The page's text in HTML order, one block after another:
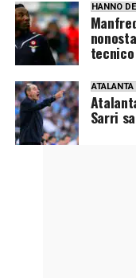
HANNO
tecnico
Sarri